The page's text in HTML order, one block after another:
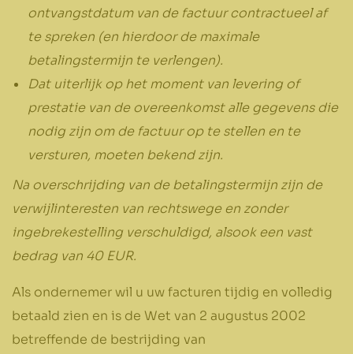
ontvangstdatum van de factuur contractueel af
te spreken (en hierdoor de maximale
betalingstermijn te verlengen).
Dat uiterlijk op het moment van levering of
prestatie van de overeenkomst alle gegevens die
nodig zijn om de factuur op te stellen en te
versturen, moeten bekend zijn.
Na overschrijding van de betalingstermijn zijn de
verwijlinteresten van rechtswege en zonder
ingebrekestelling verschuldigd, alsook een vast
bedrag van 40 EUR.
Als ondernemer wil u uw facturen tijdig en volledig
betaald zien en is de Wet van 2 augustus 2002
betreffende de bestrijding van